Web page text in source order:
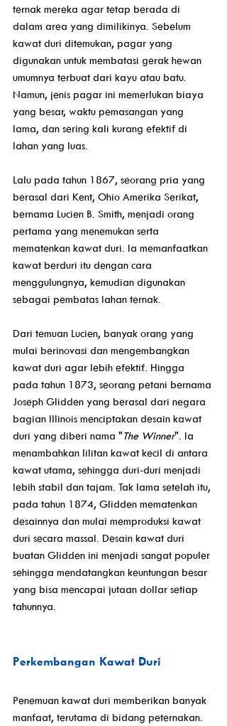
ternak mereka agar tetap berada di
dalam area yang dimilikinya. Sebelum
kawat duri ditemukan, pagar yang
digunakan untuk membatasi gerak hewan
umumnya terbuat dari kayu atau batu.
Namun, jenis pagar ini memerlukan biaya
yang besar, waktu pemasangan yang
lama, dan sering kali kurang efektif di
lahan yang luas.
Lalu pada tahun 1867, seorang pria yang
berasal dari Kent, Ohio Amerika Serikat,
bernama Lucien B. Smith, menjadi orang
pertama yang menemukan serta
mematenkan kawat duri. Ia memanfaatkan
kawat berduri itu dengan cara
menggulungnya, kemudian digunakan
sebagai pembatas lahan ternak.
Dari temuan Lucien, banyak orang yang
mulai berinovasi dan mengembangkan
kawat duri agar lebih efektif. Hingga
pada tahun 1873, seorang petani bernama
Joseph Glidden yang berasal dari negara
bagian Illinois menciptakan desain kawat
duri yang diberi nama "The Winner". Ia
menambahkan lilitan kawat kecil di antara
kawat utama, sehingga duri-duri menjadi
lebih stabil dan tajam. Tak lama setelah itu,
pada tahun 1874, Glidden mematenkan
desainnya dan mulai memproduksi kawat
duri secara massal. Desain kawat duri
buatan Glidden ini menjadi sangat populer
sehingga mendatangkan keuntungan besar
yang bisa mencapai jutaan dollar setiap
tahunnya.
Perkembangan Kawat Duri
Penemuan kawat duri memberikan banyak
manfaat, terutama di bidang peternakan.